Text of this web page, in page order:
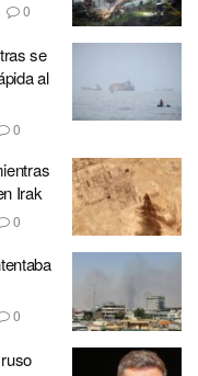
0
se
al
0
Irak
0
0